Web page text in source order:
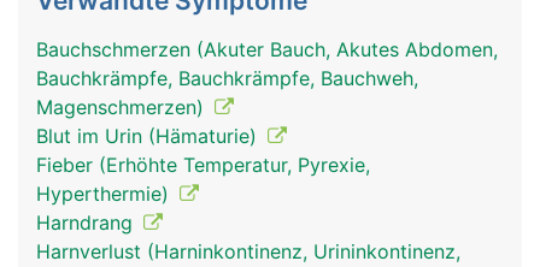
Bauchschmerzen (Akuter Bauch, Akutes Abdomen,
Bauchkrämpfe, Bauchkrämpfe, Bauchweh,
Magenschmerzen)
Blut im Urin (Hämaturie)
Fieber (Erhöhte Temperatur, Pyrexie,
Hyperthermie)
Harndrang
Harnverlust (Harninkontinenz, Urininkontinenz,